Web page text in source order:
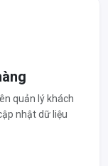
quản lý khách
nhật dữ liệu